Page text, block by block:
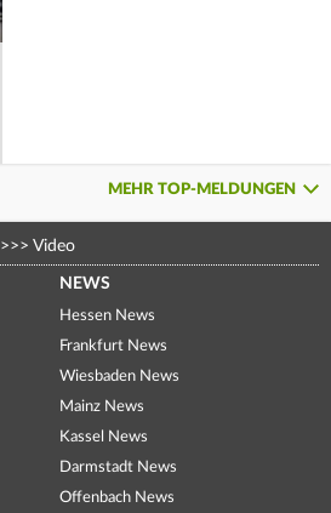
MEHR TOP-MELDUNGEN
>>> Video
NEWS
Hessen News
Frankfurt News
Wiesbaden News
Mainz News
Kassel News
Darmstadt News
Offenbach News